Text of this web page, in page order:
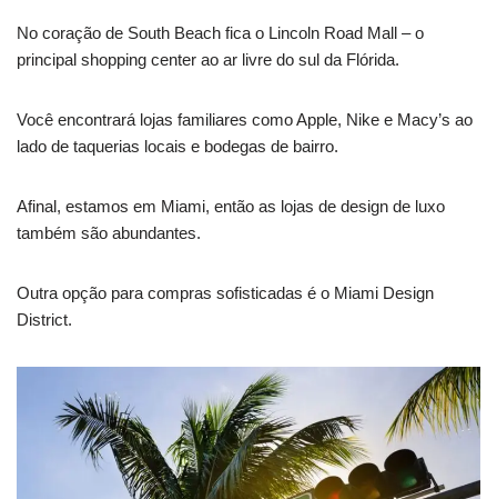
No coração de South Beach fica o Lincoln Road Mall – o
principal shopping center ao ar livre do sul da Flórida.
Você encontrará lojas familiares como Apple, Nike e Macy’s ao
lado de taquerias locais e bodegas de bairro.
Afinal, estamos em Miami, então as lojas de design de luxo
também são abundantes.
Outra opção para compras sofisticadas é o Miami Design
District.